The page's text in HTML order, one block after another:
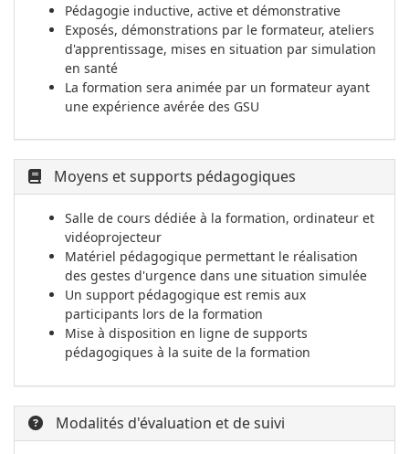
Pédagogie inductive, active et démonstrative
Exposés, démonstrations par le formateur, ateliers
d'apprentissage, mises en situation par simulation
en santé
La formation sera animée par un formateur ayant
une expérience avérée des GSU
Moyens et supports pédagogiques
Salle de cours dédiée à la formation, ordinateur et
vidéoprojecteur
Matériel pédagogique permettant le réalisation
des gestes d'urgence dans une situation simulée
Un support pédagogique est remis aux
participants lors de la formation
Mise à disposition en ligne de supports
pédagogiques à la suite de la formation
Modalités d'évaluation et de suivi